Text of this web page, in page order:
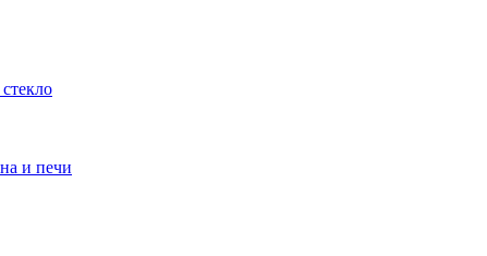
и печи